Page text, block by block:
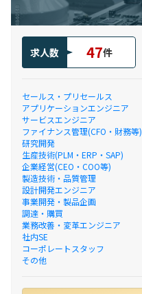
求人数 47件
セールス・プリセールス
アプリケーションエンジニア
サービスエンジニア
ファイナンス管理(CFO・財務等)
研究開発
生産技術(PLM・ERP・SAP)
企業経営(CEO・COO等)
製造技術・品質管理
設計開発エンジニア
事業開発・製品企画
調達・購買
業務改善・変革エンジニア
社内SE
コーポレートスタッフ
その他